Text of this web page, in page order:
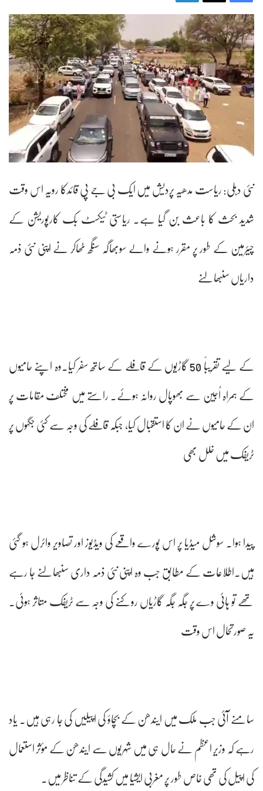
نئی دہلی: ریاست مدھیہ پردیش میں ایک بی جے پی قائدکا رویہ اس وقت
شدید بحث کا باعث بن گیا ہے۔ ریاستی ٹیکسٹ بک کارپوریشن کے
چیئرمین کے طور پر مقرر ہونے والے سوبھاگہ سنگھ ٹھاکر نے اپنی نئی ذمہ
داریاں سنبھالنے
کے لیے تقریباً 50 گاڑیوں کے قافلے کے ساتھ سفر کیا۔وہ اپنے حامیوں
کے ہمراہ اُجین سے بھوپال روانہ ہوئے۔ راستے میں مختلف مقامات پر
ان کے حامیوں نے ان کا استقبال کیا، جبکہ قافلے کی وجہ سے کئی جگہوں پر
ٹریفک میں خلل بھی
پیدا ہوا۔ سوشل میڈیا پر اس پورے واقعے کی ویڈیوز اور تصاویر وائرل ہو گئی
ہیں۔اطلاعات کے مطابق جب وہ اپنی نئی ذمہ داری سنبھالنے جا رہے
تھے تو ہائی وے پر جگہ جگہ گاڑیاں روکنے کی وجہ سے ٹریفک متاثر ہوئی۔
یہ صورتحال اس وقت
سامنے آئی جب ملک میں ایندھن کے بچاؤ کی اپیلیں کی جا رہی ہیں۔ یاد
رہے کہ وزیرِ اعظم نے حال ہی میں شہریوں سے ایندھن کے مؤثر استعمال
کی اپیل کی تھی خاص طور پر مغربی ایشیا میں کشیدگی کے تناظر میں۔